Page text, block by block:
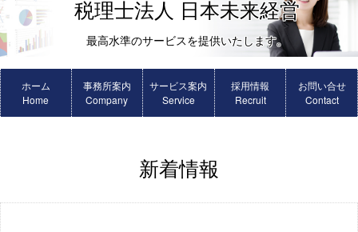
税理士法人 日本未来経営
最高水準のサービスを提供いたします。
ホーム
Home
事務所案内
Company
サービス案内
Service
採用情報
Recruit
お問い合せ
Contact
新着情報